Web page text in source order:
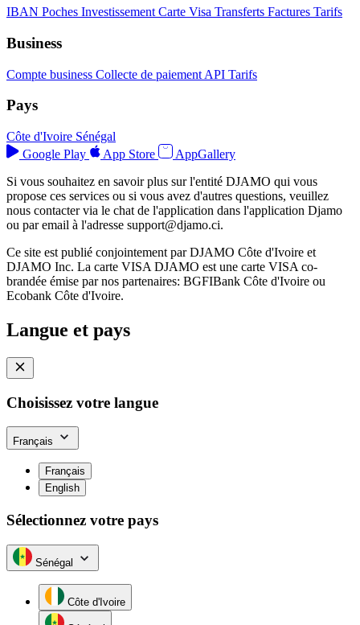
IBAN Poches Investissement Carte Visa Transferts Factures Tarifs
Business
Compte business Collecte de paiement API Tarifs
Pays
Côte d'Ivoire Sénégal
Google Play
App Store
AppGallery
Si vous souhaitez en savoir plus sur l'entité DJAMO qui vous
propose ces services ou si vous avez d'autres questions, veuillez
nous contacter via le chat de l'application dans l'application Djamo
ou par email à l'adresse support@djamo.ci.
Ce site est publié conjointement par DJAMO Côte d'Ivoire et
DJAMO Inc. La carte VISA DJAMO est une carte VISA co-
brandée émise par nos partenaires: BGFIBank Côte d'Ivoire ou
Ecobank Côte d'Ivoire.
Langue et pays
Choisissez votre langue
Français
Français
English
Sélectionnez votre pays
Sénégal
Côte d'Ivoire